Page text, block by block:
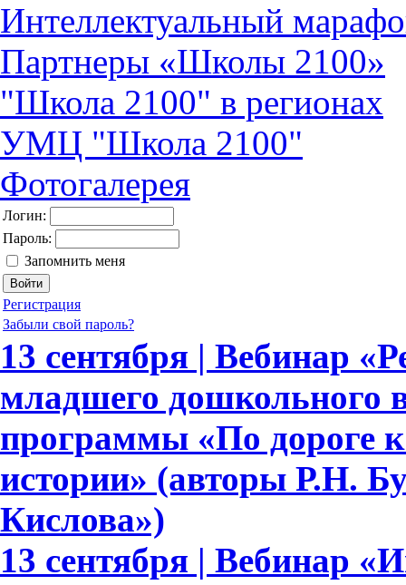
Интеллектуальный
Партнеры «Школы 2100»
"Школа 2100" в регионах
УМЦ "Школа 2100"
Фотогалерея
Логин:
Пароль:
Запомнить меня
Регистрация
Забыли свой пароль?
13 сентября | Вебинар
младшего дошкольного
программы «По дороге
истории» (авторы Р.Н.
Кислова»)
13 сентября | Вебинар